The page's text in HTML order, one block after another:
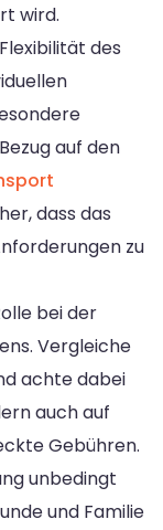
wird.
des
auf den
dass das
zu
bei der
Vergleiche
achte dabei
auch auf
Gebühren.
unbedingt
und Familie